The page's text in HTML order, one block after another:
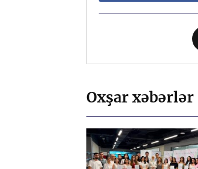
Oxşar xəbərlər